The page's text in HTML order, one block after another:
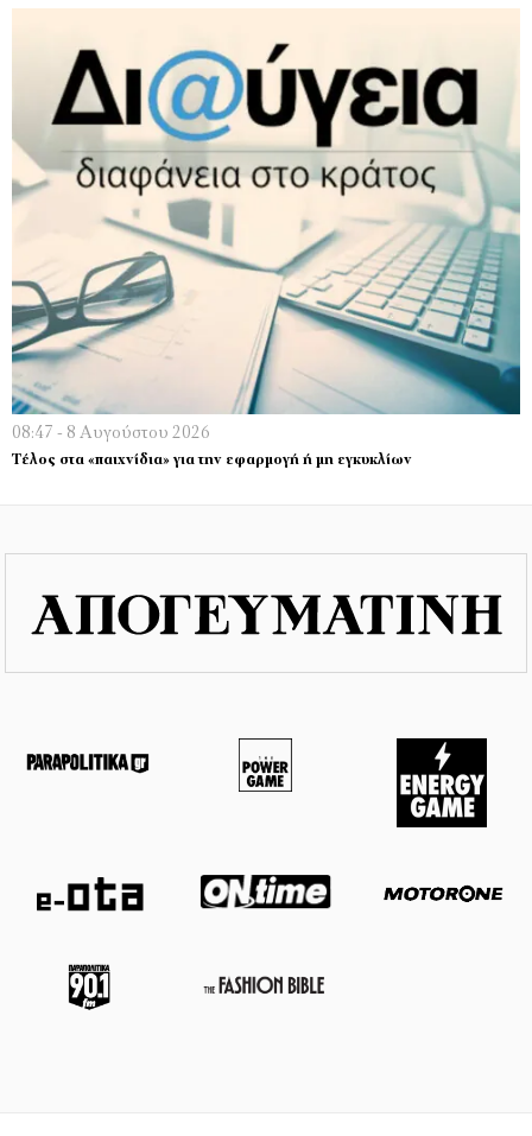
08:47 - 8 Αυγούστου 2026
Τέλος στα «παιχνίδια» για την εφαρμογή ή μη εγκυκλίων